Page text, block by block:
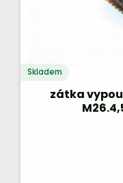
Skladem
zátka